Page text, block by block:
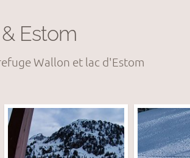
Estom
Wallon et lac d'Estom